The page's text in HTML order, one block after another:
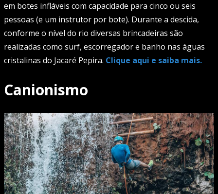
em botes infláveis com capacidade para cinco ou seis
pessoas (e um instrutor por bote). Durante a descida,
conforme o nível do rio diversas brincadeiras são
realizadas como surf, escorregador e banho nas águas
cristalinas do Jacaré Pepira. Clique aqui e saiba mais.
Canionismo